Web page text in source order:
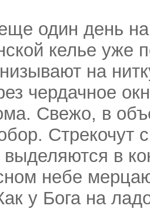
один день
келье уже
на
чердачное
Свежо, в
Стрекочут
в
небе
у Бога на